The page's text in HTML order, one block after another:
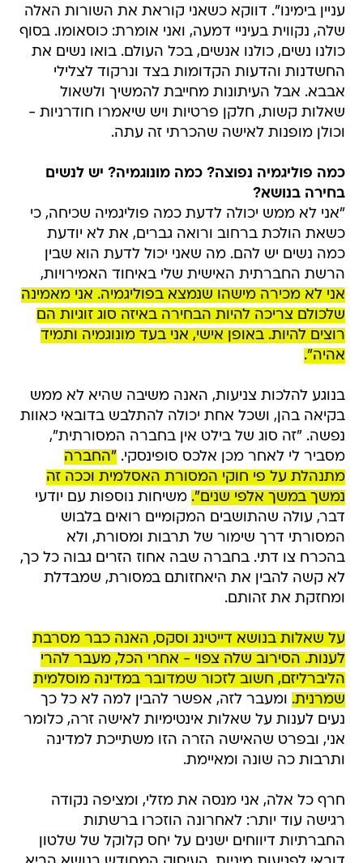
עניין בימינו". דווקא כשאני קוראת את השורות האלה
שלה, נקווית בעיניי דמעה, ואני אומרת: כוסאומו. בסוף
כולנו נשים, כולנו אנשים, בכל העולם. בואו נשים את
החשדנות והדעות הקדומות בצד ונרקוד לצלילי
אבבא. אבל העיתונות מחייבת להמשיך ולשאול
שאלות קשות, חלקן פרטיות ויש שיאמרו חודרניות -
וכולן מופנות לאישה שהכרתי זה עתה.
כמה פוליגמיה נפוצה? כמה מונוגמיה? יש לנשים
בחירה בנושא?
"אני לא ממש יכולה לדעת כמה פוליגמיה שכיחה, כי
כשאת הולכת ברחוב ורואה גברים, את לא יודעת
כמה נשים יש להם. מה שאני יכול לדעת הוא שבין
הרשת החברתית האישית שלי באיחוד האמירויות,
אני לא מכירה מישהו שנמצא בפוליגמיה. אני מאמינה
שלכולם צריכה להיות הבחירה באיזה סוג זוגיות הם
רוצים להיות. באופן אישי, אני בעד מונוגמיה ותמיד
אהיה".
בנוגע להלכות צניעות, האנה משיבה שהיא לא ממש
בקיאה בהן, ושכל אחת יכולה להתלבש בדובאי כאוות
נפשה. "זה סוג של בילט אין בחברה המסורתית",
מסביר לי לאחר מכן אלכס סופינסקי. "החברה
מתנהלת על פי חוקי המסורת האסלמית וככה זה
נמשך במשך אלפי שנים". משיחות נוספות עם יודעי
דבר, עולה שהתושבים המקומיים רואים בלבוש
המסורתי דרך שימור של תרבות ומסורת, ולא
בהכרח צו דתי. בחברה שבה אחוז הזרים גבוה כל כך,
לא קשה להבין את היאחזותם במסורת, שמבדלת
ומחזקת את זהותם.
על שאלות בנושא דייטינג וסקס, האנה כבר מסרבת
לענות. הסירוב שלה צפוי - אחרי הכל, מעבר להרי
הליברליזם, חשוב לזכור שמדובר במדינה מוסלמית
שמרנית. ומעבר לזה, אפשר להבין למה לא כל כך
נעים לענות על שאלות אינטימיות לאישה זרה, כלומר
אני, ובפרט שהאישה הזרה הזו משתייכת למדינה
ותרבות כה שונה ומאיימת.
חרף כל אלה, אני מנסה את מזלי, ומציפה נקודה
רגישה עוד יותר: לאחרונה הוזכרו ברשתות
החברתיות דיווחים ישנים על יחס קלוקל של שלטון